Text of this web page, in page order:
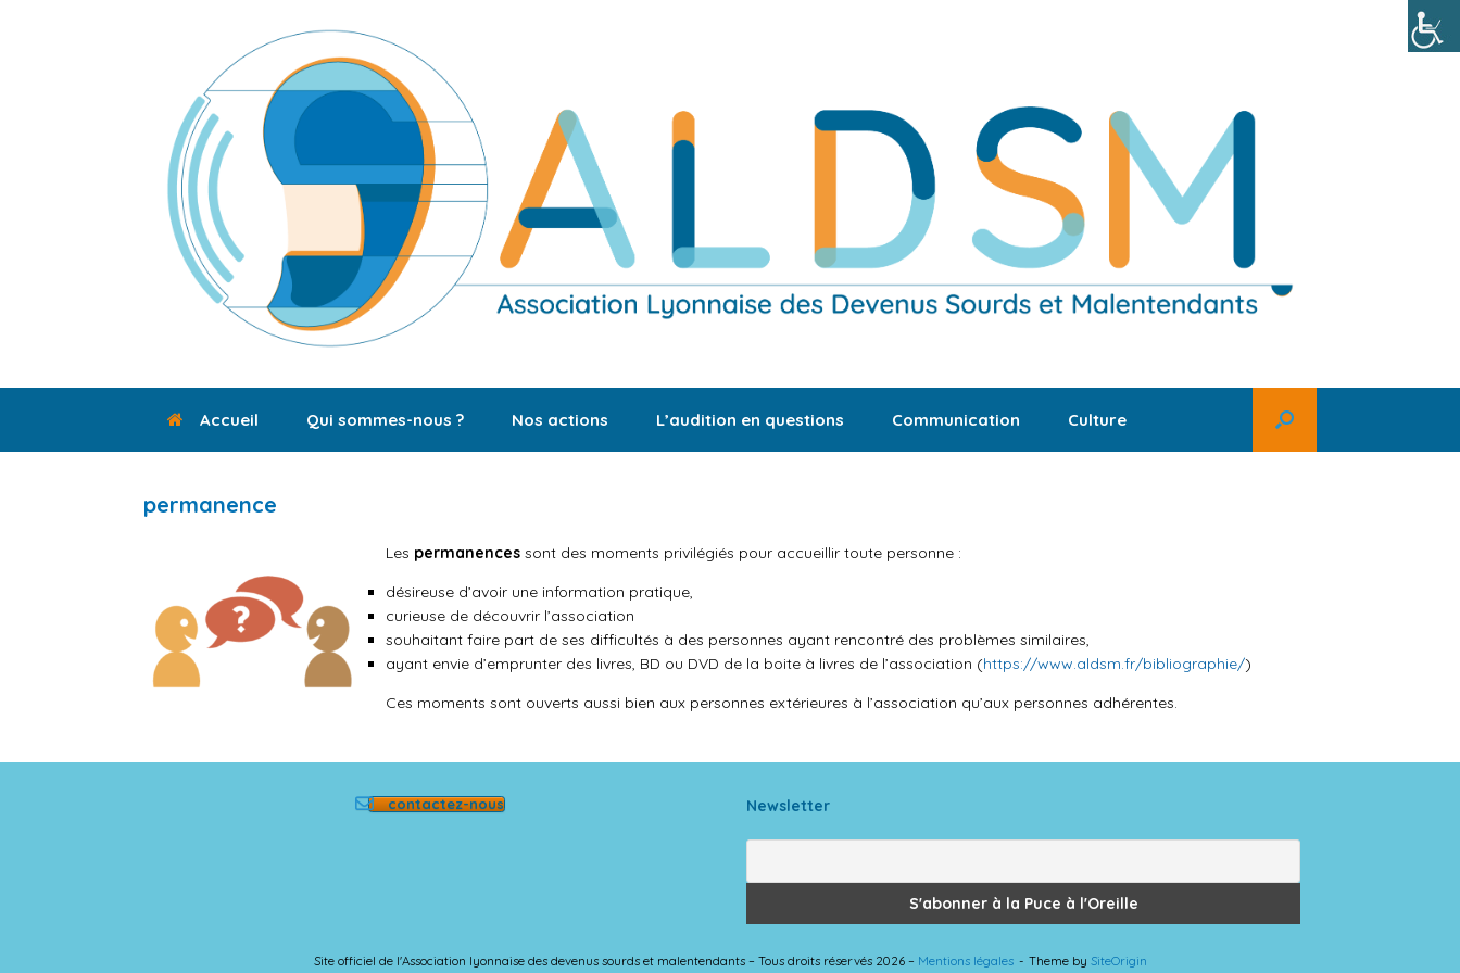
Accueil Qui sommes-nous ? Nos actions L’audition en questions Communication Culture
permanence
Les permanences sont des moments privilégiés pour accueillir toute personne :
désireuse d’avoir une information pratique,
curieuse de découvrir l’association
souhaitant faire part de ses difficultés à des personnes ayant rencontré des problèmes similaires,
ayant envie d’emprunter des livres, BD ou DVD de la boite à livres de l’association (https://www.aldsm.fr/bibliographie/)
Ces moments sont ouverts aussi bien aux personnes extérieures à l’association qu’aux personnes adhérentes.
contactez-nous Newsletter
Site officiel de l'Association lyonnaise des devenus sourds et malentendants – Tous droits réservés 2026 – Mentions légales Theme by SiteOrigin